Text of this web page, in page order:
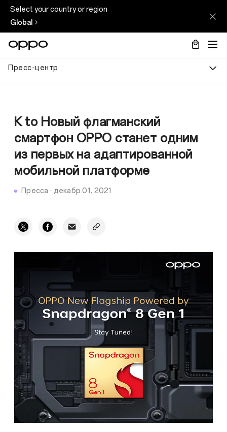
Select your country or region
Global
Пресс-центр
K to Новый флагманский
смартфон OPPO станет одним
из первых на адаптированной
мобильной платформе
Пресса · декабр 01, 2021